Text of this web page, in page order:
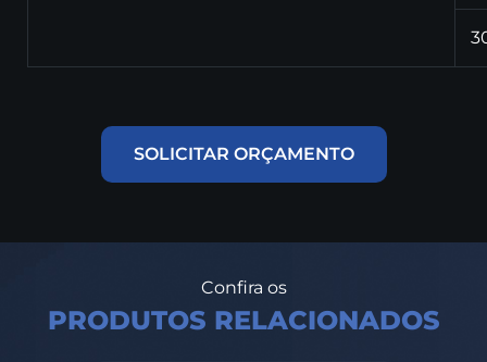
SOLICITAR ORÇAMENTO
Confira os
PRODUTOS RELACIONADOS